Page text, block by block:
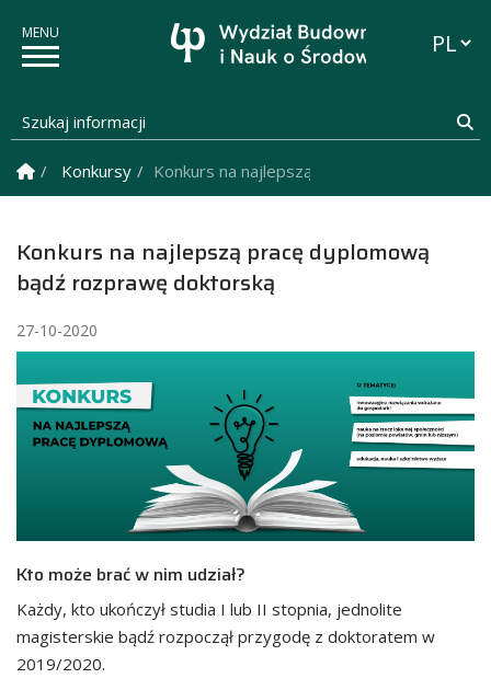
Szukaj informacji
Strona Główna
Konkursy Konkurs na najlepszą pracę dyplomową
Konkurs na najlepszą pracę dyplomową
bądź rozprawę doktorską
27-10-2020
Kto może brać w nim udział?
Każdy, kto ukończył studia I lub II stopnia, jednolite
magisterskie bądź rozpoczął przygodę z doktoratem w
2019/2020.